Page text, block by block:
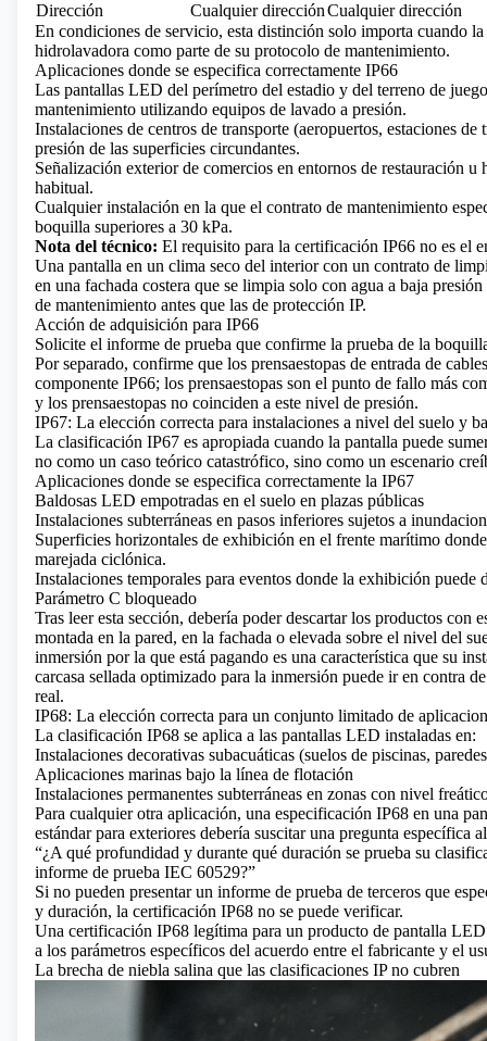
Dirección
Cualquier direcciónCualquier dirección
En condiciones de servicio, esta distinción solo importa cuando
hidrolavadora como parte de su protocolo de mantenimiento.
Aplicaciones donde se especifica correctamente IP66
Las pantallas LED del perímetro del estadio y del terreno de
mantenimiento utilizando equipos de lavado a presión.
Instalaciones de centros de transporte (aeropuertos, estaciones
presión de las superficies circundantes.
Señalización exterior de comercios en entornos de restauración u
habitual.
Cualquier instalación en la que el contrato de mantenimiento
boquilla superiores a 30 kPa.
Nota del técnico: El requisito para la certificación IP66 no es el
Una pantalla en un clima seco del interior con un contrato de
en una fachada costera que se limpia solo con agua a baja
de mantenimiento antes que las de protección IP.
Acción de adquisición para IP66
Solicite el informe de prueba que confirme la prueba de la
Por separado, confirme que los prensaestopas de entrada de
componente IP66; los prensaestopas son el punto de fallo más
y los prensaestopas no coinciden a este nivel de presión.
IP67: La elección correcta para instalaciones a nivel del suelo y
La clasificación IP67 es apropiada cuando la pantalla puede
no como un caso teórico catastrófico, sino como un escenario
Aplicaciones donde se especifica correctamente la IP67
Baldosas LED empotradas en el suelo en plazas públicas
Instalaciones subterráneas en pasos inferiores sujetos a
Superficies horizontales de exhibición en el frente marítimo
marejada ciclónica.
Instalaciones temporales para eventos donde la exhibición puede
Parámetro C bloqueado
Tras leer esta sección, debería poder descartar los productos con
montada en la pared, en la fachada o elevada sobre el nivel del
inmersión por la que está pagando es una característica que su
carcasa sellada optimizado para la inmersión puede ir en contra
real.
IP68: La elección correcta para un conjunto limitado de
La clasificación IP68 se aplica a las pantallas LED instaladas en:
Instalaciones decorativas subacuáticas (suelos de piscinas,
Aplicaciones marinas bajo la línea de flotación
Instalaciones permanentes subterráneas en zonas con nivel
Para cualquier otra aplicación, una especificación IP68 en una
estándar para exteriores debería suscitar una pregunta específica
“¿A qué profundidad y durante qué duración se prueba su
informe de prueba IEC 60529?”
Si no pueden presentar un informe de prueba de terceros que
y duración, la certificación IP68 no se puede verificar.
Una certificación IP68 legítima para un producto de pantalla
a los parámetros específicos del acuerdo entre el fabricante y el
La brecha de niebla salina que las clasificaciones IP no cubren